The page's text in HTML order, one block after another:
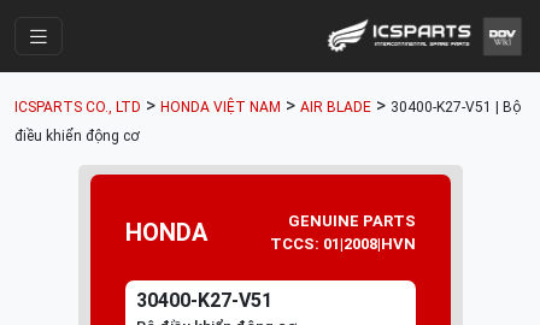
Parts Catalogue
Mã Phụ Tùng
Tài khoản
ICSPARTS CO., LTD > HONDA VIỆT NAM > AIR BLADE > 30400-K27-V51 | Bộ
điều khiển động cơ
HONDA
GENUINE PARTS
TCCS: 01|2008|HVN
30400-K27-V51